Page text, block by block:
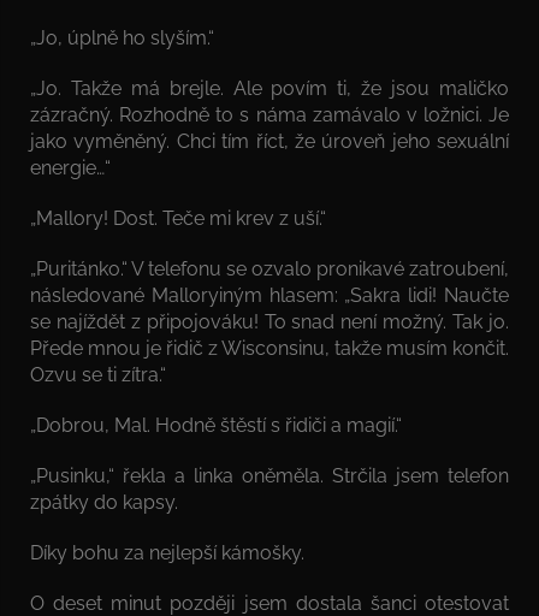
„Jo, úplně ho slyším.“
„Jo. Takže má brejle. Ale povím ti, že jsou maličko
zázračný. Rozhodně to s náma zamávalo v ložnici. Je
jako vyměněný. Chci tím říct, že úroveň jeho sexuální
energie…“
„Mallory! Dost. Teče mi krev z uší.“
„Puritánko.“ V telefonu se ozvalo pronikavé zatroubení,
následované Malloryiným hlasem: „Sakra lidi! Naučte
se najíždět z připojováku! To snad není možný. Tak jo.
Přede mnou je řidič z Wisconsinu, takže musím končit.
Ozvu se ti zítra.“
„Dobrou, Mal. Hodně štěstí s řidiči a magií.“
„Pusinku,“ řekla a linka oněměla. Strčila jsem telefon
zpátky do kapsy.
Díky bohu za nejlepší kámošky.
O deset minut později jsem dostala šanci otestovat